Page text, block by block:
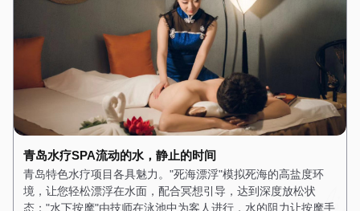
青岛水疗SPA流动的水，静止的时间
青岛特色水疗项目各具魅力。"死海漂浮"模拟死海的高盐度环
境，让您轻松漂浮在水面，配合冥想引导，达到深度放松状
态；"水下按摩"由技师在泳池中为客人进行，水的阻力让按摩手